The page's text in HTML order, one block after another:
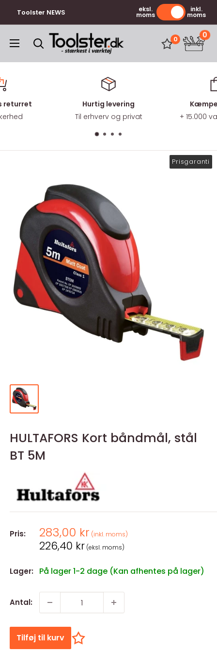
Toolster NEWS eksl.
moms
inkl.
moms
Toolster.dk 0 0
Hurtig levering
Til erhverv og privat
+ 15.000
returret
Prisgaranti
HULTAFORS Kort båndmål, stål
BT 5M
Pris: Salgspris
283,00 kr (inkl. moms)
Salgspris
226,40 kr (eksl. moms)
Lager: På lager 1-2 dage (Kan afhentes på lager)
Antal:
Tilføj til kurv